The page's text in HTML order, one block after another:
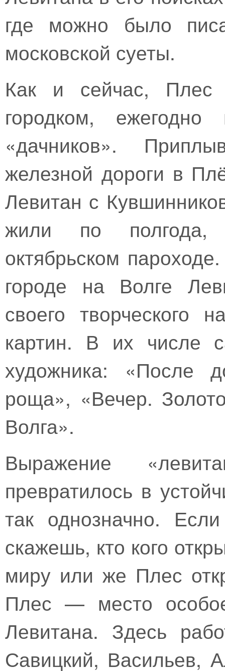
где можно было
московской суеты.
Как и сейчас, Плес
городком, ежегодно
«дачников».
железной дороги в
Левитан с
жили по полгода,
октябрьском
городе на Волге
своего творческого
картин. В их числе
художника: «После
роща», «Вечер.
Волга».
Выражение
превратилось в
так однозначно.
скажешь, кто кого
миру или же Плес
Плес — место
Левитана. Здесь
Савицкий, Васильев,